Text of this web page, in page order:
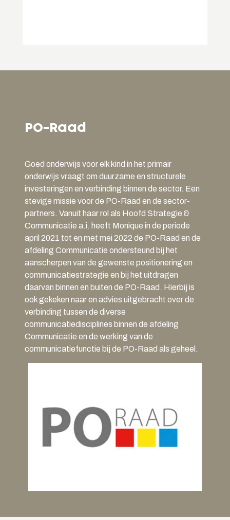
PO-Raad
Goed onderwijs voor elk kind in het primair
onderwijs vraagt om duurzame en structurele
investeringen en verbinding binnen de sector. Een
stevige missie voor de PO-Raad en de sector-
partners. Vanuit haar rol als Hoofd Strategie &
Communicatie a.i. heeft Monique in de periode
april 2021 tot en met mei 2022 de PO-Raad en de
afdeling Communicatie ondersteund bij het
aanscherpen van de gewenste positionering en
communicatiestrategie en bij het uitdragen
daarvan binnen en buiten de PO-Raad. Hierbij is
ook gekeken naar en advies uitgebracht over de
verbinding tussen de diverse
communicatiedisciplines binnen de afdeling
Communicatie en de werking van de
communicatiefunctie bij de PO-Raad als geheel.